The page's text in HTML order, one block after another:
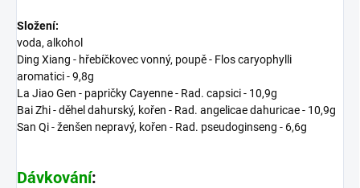
Složení:
voda, alkohol
Ding Xiang - hřebíčkovec vonný, poupě - Flos caryophylli
aromatici - 9,8g
La Jiao Gen - papričky Cayenne - Rad. capsici - 10,9g
Bai Zhi - děhel dahurský, kořen - Rad. angelicae dahuricae - 10,9g
San Qi - ženšen nepravý, kořen - Rad. pseudoginseng - 6,6g
Dávkování: